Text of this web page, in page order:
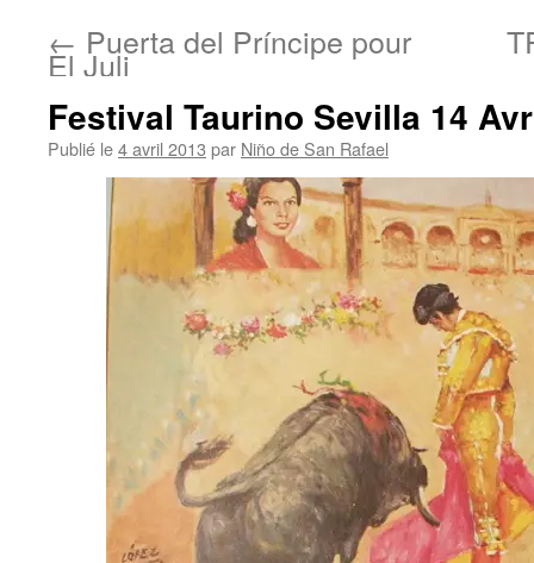
← Puerta del Príncipe pour
El Juli
Festival Taurino Sevilla 14
Publié le4 avril 2013 par Niño de San Rafael